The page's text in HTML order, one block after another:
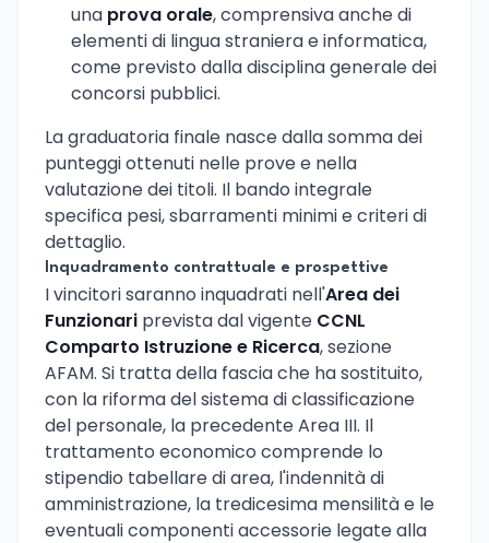
una prova orale, comprensiva anche di
elementi di lingua straniera e informatica,
come previsto dalla disciplina generale dei
concorsi pubblici.
La graduatoria finale nasce dalla somma dei
punteggi ottenuti nelle prove e nella
valutazione dei titoli. Il bando integrale
specifica pesi, sbarramenti minimi e criteri di
dettaglio.
Inquadramento contrattuale e prospettive
I vincitori saranno inquadrati nell'Area dei
Funzionari prevista dal vigente CCNL
Comparto Istruzione e Ricerca, sezione
AFAM. Si tratta della fascia che ha sostituito,
con la riforma del sistema di classificazione
del personale, la precedente Area III. Il
trattamento economico comprende lo
stipendio tabellare di area, l'indennità di
amministrazione, la tredicesima mensilità e le
eventuali componenti accessorie legate alla